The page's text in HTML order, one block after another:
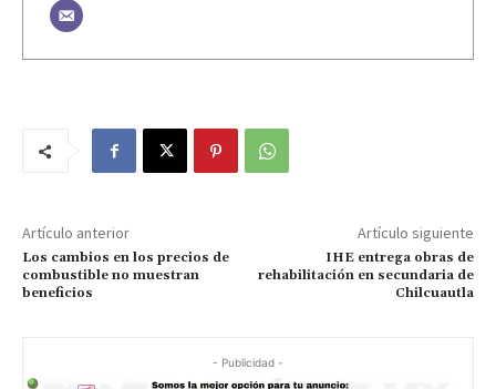
Artículo anterior
Los cambios en los precios de
combustible no muestran
beneficios
Artículo siguiente
IHE entrega obras de
rehabilitación en secundaria de
Chilcuautla
- Publicidad -